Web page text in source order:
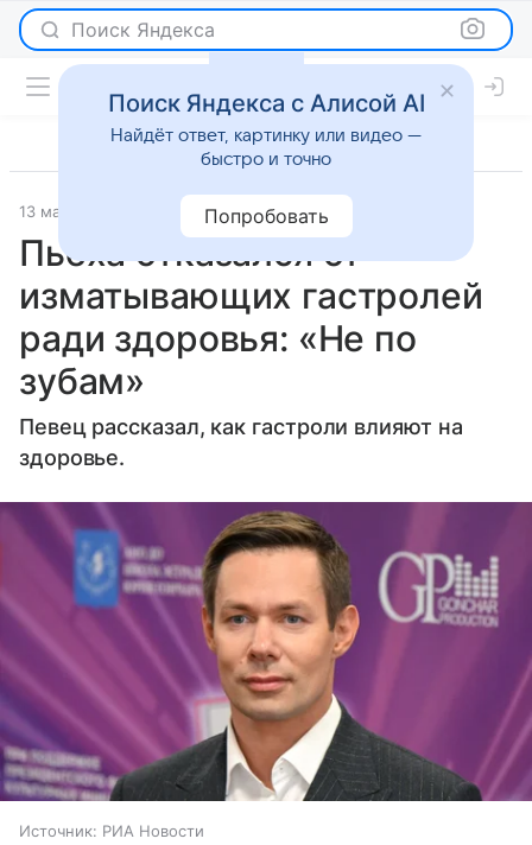
Поиск Яндекса
13 мая 2025 Светская жизнь
Пьеха отказался от
изматывающих гастролей
ради здоровья: «Не по
зубам»
Певец рассказал, как гастроли влияют на
здоровье.
Источник: РИА Новости
Поиск Яндекса с Алисой AI
Найдёт ответ, картинку или видео —
быстро и точно
Попробовать